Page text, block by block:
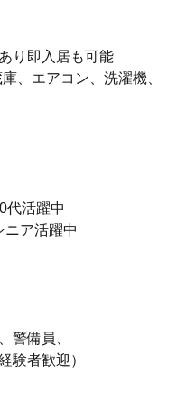
り即入居も可能
、エアコン、洗濯機、
代活躍中
ア活躍中
警備員、
験者歓迎）